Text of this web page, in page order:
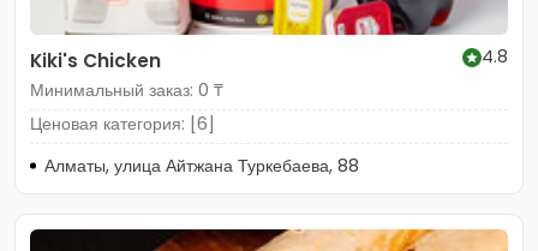
Kiki's Chicken
4.8
Минимальный заказ: 0 ₸
Ценовая категория: [6]
Алматы, улица Айтжана Туркебаева, 88